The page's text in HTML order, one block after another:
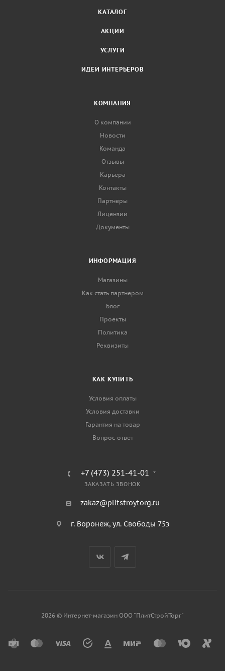
КАТАЛОГ
АКЦИИ
УСЛУГИ
ИДЕИ ИНТЕРЬЕРОВ
КОМПАНИЯ
О компании
Новости
Команда
Отзывы
Карьера
Контакты
Партнеры
Лицензии
Документы
ИНФОРМАЦИЯ
Магазины
Как стать партнером
Блог
Проекты
Политика
Реквизиты
КАК КУПИТЬ
Условия оплаты
Условия доставки
Гарантия на товар
Вопрос-ответ
+7 (473) 251-41-01
ЗАКАЗАТЬ ЗВОНОК
zakaz@plitstroytorg.ru
г. Воронеж, ул. Свободы 75з
2026 © Интернет-магазин ООО "ПлитСтройТорг"